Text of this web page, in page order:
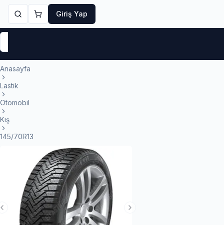
Giriş Yap
Anasayfa
Lastik
Otomobil
Kış
145/70R13
Next Slide
Previous Slide